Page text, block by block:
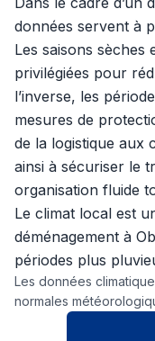
données servent à
Les saisons sèches
privilégiées pour
l’inverse, les
mesures de
de la logistique aux
ainsi à sécuriser le
organisation fluide
Le climat local est
déménagement à
périodes plus
Les données
normales